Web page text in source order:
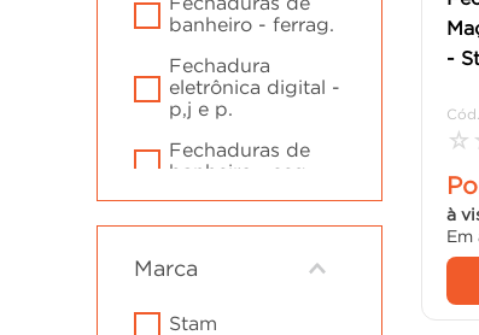
banheiro - ferrag.
fechadura
eletrônica digital -
p,j e p.
fechaduras de
banheiro - seg.
maçaneta e roseta
entrada - seg.
Marca
stam
-
☆
à
Em